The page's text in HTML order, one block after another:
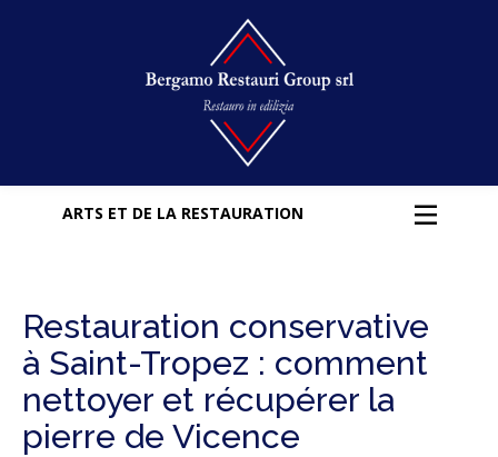
ARTS ET DE LA RESTAURATION
Restauration conservative
à Saint-Tropez : comment
nettoyer et récupérer la
pierre de Vicence